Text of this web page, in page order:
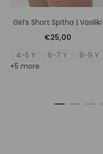
Girl’s Short Spitha | Vasiliki
€25,00
4-5 Y
6-7 Y
8-9 Y
+5 more